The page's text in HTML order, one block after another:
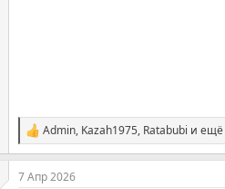
С
и
м
п
Admin, Kazah1975, Ratabubi и ещё
7 Апр 2026